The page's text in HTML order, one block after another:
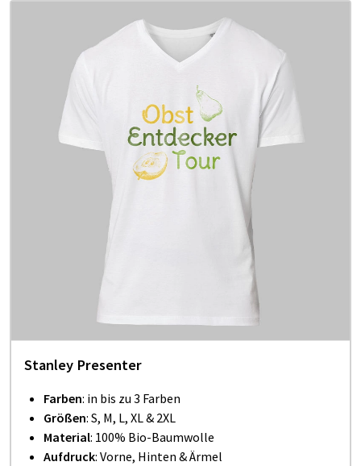
Stanley Presenter
Farben: in bis zu 3 Farben
Größen: S, M, L, XL & 2XL
Material: 100% Bio-Baumwolle
Aufdruck: Vorne, Hinten & Ärmel